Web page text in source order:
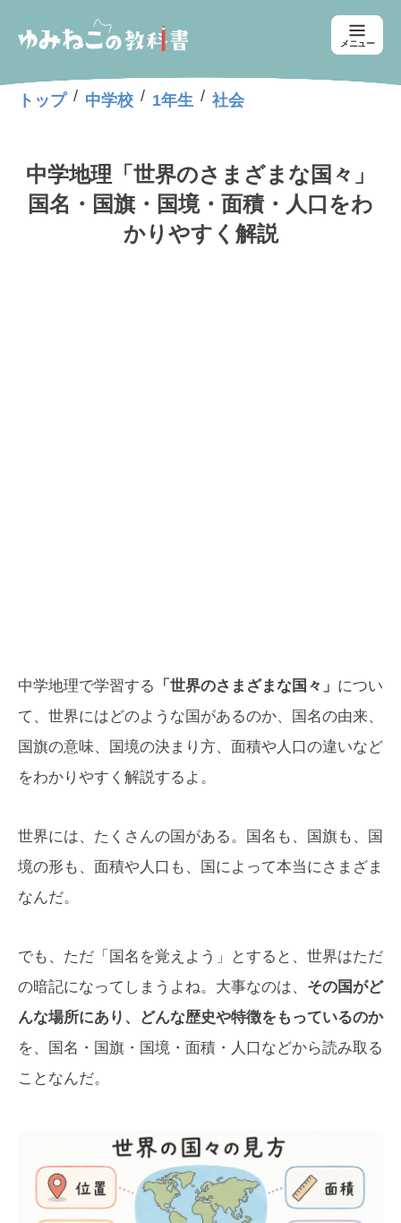
メニュー
トップ / 中学校 / 1年生 / 社会
中学地理「世界のさまざまな国々」
国名・国旗・国境・面積・人口をわ
かりやすく解説
中学地理で学習する 「世界のさまざまな国々」 につい
て、世界にはどのような国があるのか、国名の由来、
国旗の意味、国境の決まり方、面積や人口の違いなど
をわかりやすく解説するよ。
世界には、たくさんの国がある。国名も、国旗も、国
境の形も、面積や人口も、国によって本当にさまざま
なんだ。
でも、ただ「国名を覚えよう」とすると、世界はただ
の暗記になってしまうよね。大事なのは、 その国がど
んな場所にあり、どんな歴史や特徴をもっているのか
を、国名・国旗・国境・面積・人口などから読み取る
ことなんだ。